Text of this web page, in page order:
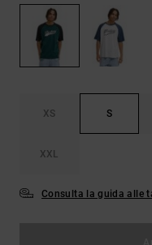
risposte
alle
domande
più
XS S
XXL
Consulta la guida alle